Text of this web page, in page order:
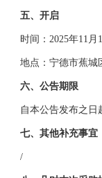
五、开启
时间： 2025年11 月
地点： 宁德市蕉城
六、公告期限
自本公告发布之日
七、其他补充事宜
/